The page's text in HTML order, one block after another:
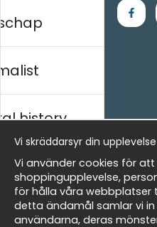
Kontakta oss
- Returer och återbetalningar
- Leverans - enkelt, snabbt
Om cookies
Mina favoriter
Nieuwsbrief
history
Vi skräddarsyr din upplevelse
Vi använder cookies för
shoppingupplevelse,
för hålla våra webbplatser
detta ändamål samlar vi
användarna, deras